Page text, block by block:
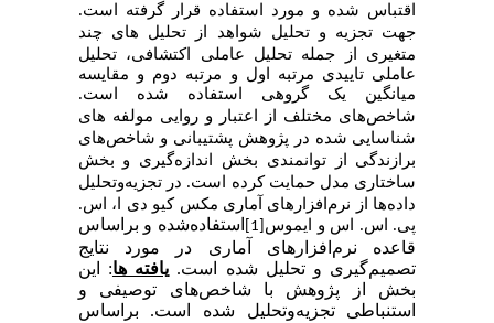
اقتباس شده و مورد استفاده قرار گرفته است.
جهت تجزیه و تحلیل شواهد از
تحلیل های چند
متغیری از جمله تحلیل عاملی اکتشافی، تحلیل
عاملی تاییدی مرتبه اول و مرتبه دوم و مقایسه
میانگین یک گروهی استفاده شده است.
شاخص‌های مختلف از اعتبار و روایی مولفه های
شناسایی شده در پژوهش پشتیبانی و شاخص‌های
برازندگی از توانمندی بخش اندازه‌‌گیری و بخش
ساختاری مدل حمایت کرده است. در تجزیه‌وتحلیل
داده‌ها از نرم‌افزارهای آماری مکس کیو دی ا، اس.
پی. اس. اس و ایموس [1]
استفاده‌شده و براساس
قاعده نرم‌افزارهای آماری در مورد نتایج
تصمیم‌گیری و تحلیل شده است. یافته ها: این
بخش از پژوهش با شاخص‌های توصیفی و
استنباطی تجزیه‌وتحلیل شده است. براساس